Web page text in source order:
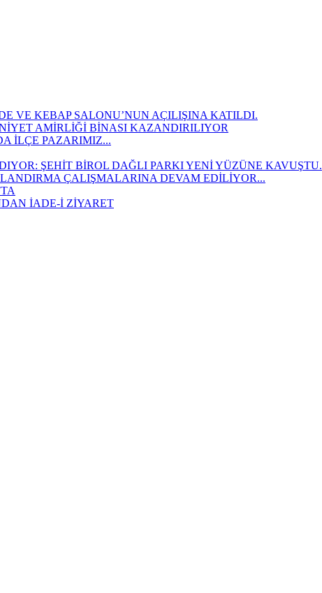
VE KEBAP SALONU’NUN AÇILIŞINA KATILDI.
AMİRLİĞİ BİNASI KAZANDIRILIYOR
İLÇE PAZARIMIZ...
ŞEHİT BİROL DAĞLI PARKI YENİ YÜZÜNE KAVUŞTU.
ÇALIŞMALARINA DEVAM EDİLİYOR...
İADE-İ ZİYARET